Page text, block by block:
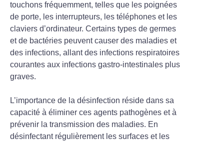
touchons fréquemment, telles que les poignées
de porte, les interrupteurs, les téléphones et les
claviers d’ordinateur. Certains types de germes
et de bactéries peuvent causer des maladies et
des infections, allant des infections respiratoires
courantes aux infections gastro-intestinales plus
graves.
L’importance de la désinfection réside dans sa
capacité à éliminer ces agents pathogènes et à
prévenir la transmission des maladies. En
désinfectant régulièrement les surfaces et les